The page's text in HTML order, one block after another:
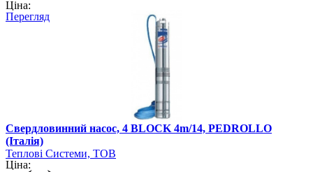
Ціна:
Перегляд
Свердловинний насос, 4 BLOCK 4m/14, PEDROLLO
(Італія)
Теплові Системи, ТОВ
Ціна: